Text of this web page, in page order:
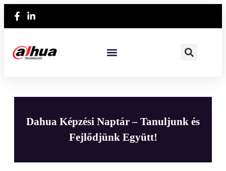
Dahua Képzési Naptár – Tanuljunk és
Fejlődjünk Együtt!